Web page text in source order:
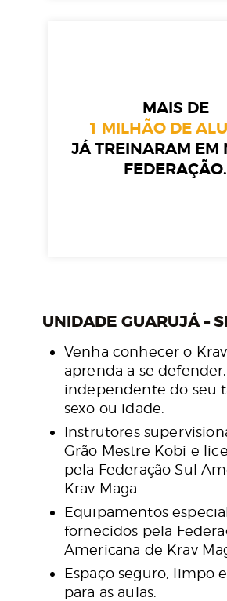
MAIS DE
1 MILHÃO DE
JÁ TREINARAM EM
FEDERAÇÃO.
UNIDADE GUARUJÁ –
Venha conhecer o
aprenda a se defender,
independente do seu
sexo ou idade.
Instrutores
Grão Mestre Kobi e
pela Federação Sul
Krav Maga.
Equipamentos
fornecidos pela
Americana de Krav
Espaço seguro, limpo
para as aulas.